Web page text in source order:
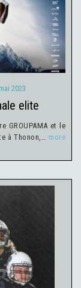
2023
elite
GROUPAMA et le
à Thonon,…
more
2023